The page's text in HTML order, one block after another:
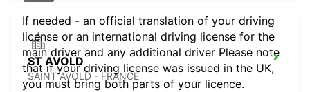
ST AVOLD
SAINT AVOLD - FRANCE
If needed - an official translation of your driving
license or an international driving license for the
main driver and any additional driver Please note
that if your driving license was issued in the UK,
you must bring both parts of your licence.